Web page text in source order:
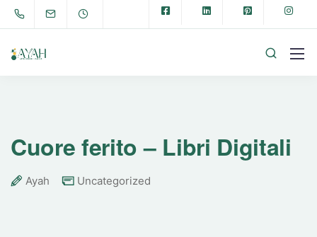
Cuore ferito – Libri Digitali
Ayah Uncategorized